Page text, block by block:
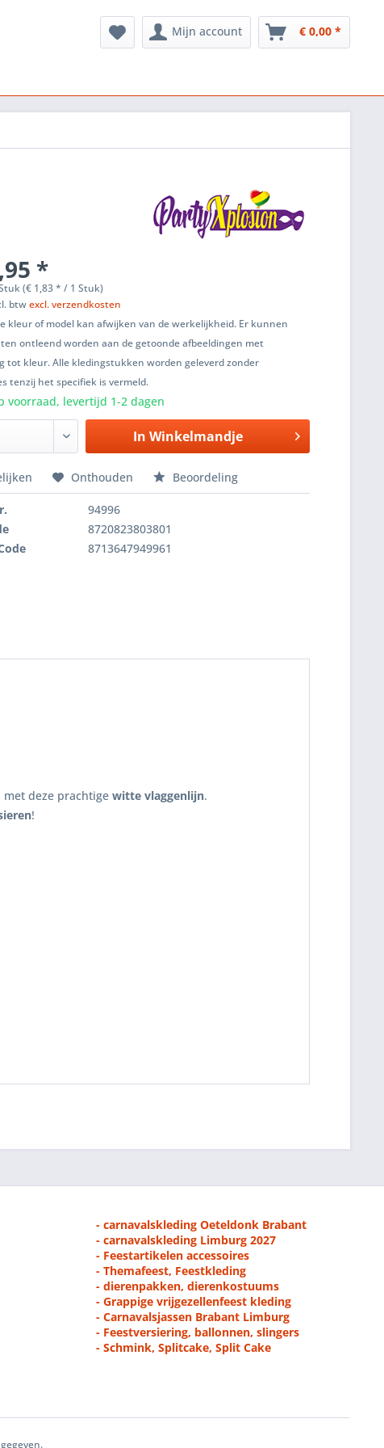
Mijn account € 0,00 *
*
(€ 1,83 * / 1 Stuk)
btwexcl. verzendkosten
kleur of model kan afwijken van de werkelijkheid. Er kunnen
ontleend worden aan de getoonde afbeeldingen met
tot kleur. Alle kledingstukken worden geleverd zonder
tenzij het specifiek is vermeld.
voorraad, levertijd 1-2 dagen
In Winkelmandje
Onthouden Beoordeling
94996
8720823803801
8713647949961
deze prachtige witte vlaggenlijn.
!
- carnavalskleding Oeteldonk Brabant
- carnavalskleding Limburg 2027
- Feestartikelen accessoires
- Themafeest, Feestkleding
- dierenpakken, dierenkostuums
- Grappige vrijgezellenfeest kleding
- Carnavalsjassen Brabant Limburg
- Feestversiering, ballonnen, slingers
- Schmink, Splitcake, Split Cake